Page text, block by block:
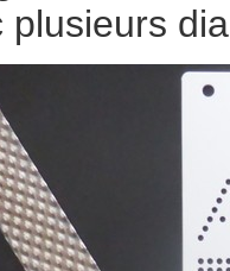
plusieurs